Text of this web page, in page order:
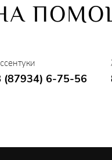
(87934) 6-75-56